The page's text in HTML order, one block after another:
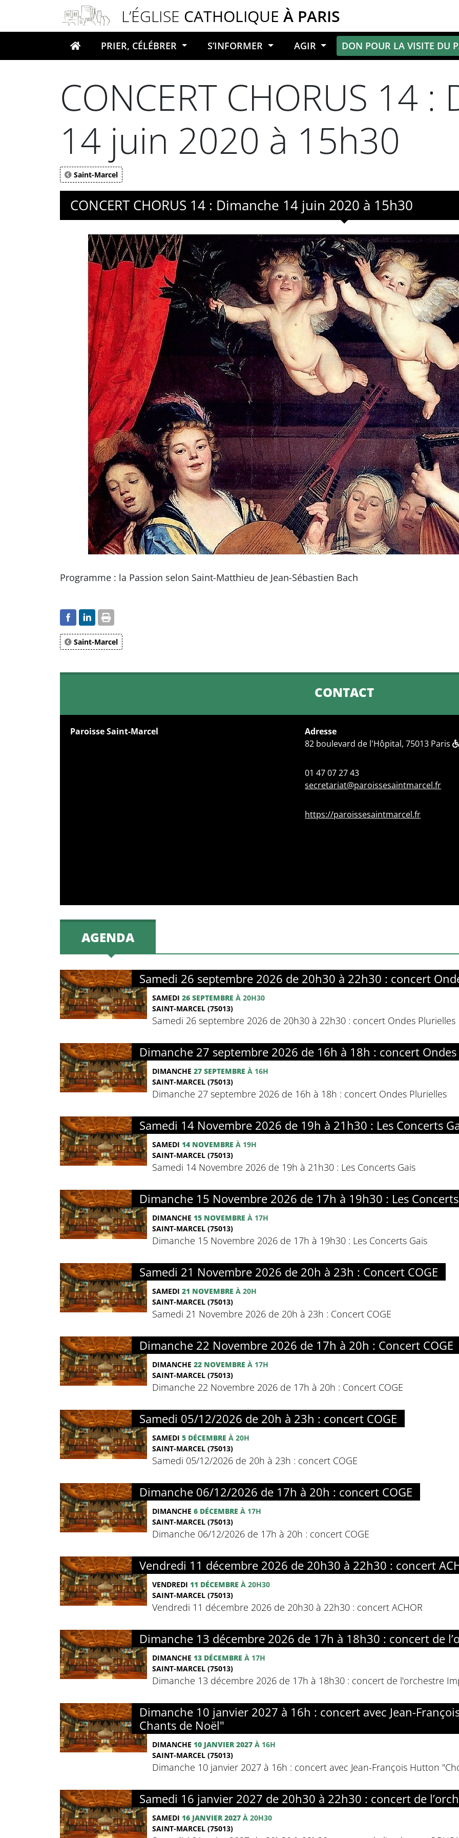
L’ÉGLISE CATHOLIQUE À PARIS
Votre recherche
PRIER, CÉLÉBRER S’INFORMER AGIR DON POUR LA VISITE DU
CONCERT CHORUS 14
14 juin 2020 à 15h30
Saint-Marcel
CONCERT CHORUS 14 : Dimanche 14 juin 2020 à 15h30
Programme : la Passion selon Saint-Matthieu de Jean-Sébastien Bach
Saint-Marcel
CONTACT
Paroisse Saint-Marcel
Adresse
82 boulevard de l'Hôpital, 75013 Paris
01 47 07 27 43
secretariat@paroissesaintmarcel.fr
https://paroissesaintmarcel.fr
AGENDA
Samedi 26 septembre 2026 de 20h30 à 22h30 : concert
SAMEDI 26 SEPTEMBRE À 20H30
SAINT-MARCEL (75013)
Samedi 26 septembre 2026 de 20h30 à 22h30 : concert Ondes Plurielles
Dimanche 27 septembre 2026 de 16h à 18h : concert
DIMANCHE 27 SEPTEMBRE À 16H
SAINT-MARCEL (75013)
Dimanche 27 septembre 2026 de 16h à 18h : concert Ondes Plurielles
Samedi 14 Novembre 2026 de 19h à 21h30 : Les Concerts
SAMEDI 14 NOVEMBRE À 19H
SAINT-MARCEL (75013)
Samedi 14 Novembre 2026 de 19h à 21h30 : Les Concerts Gais
Dimanche 15 Novembre 2026 de 17h à 19h30 : Les
DIMANCHE 15 NOVEMBRE À 17H
SAINT-MARCEL (75013)
Dimanche 15 Novembre 2026 de 17h à 19h30 : Les Concerts Gais
Samedi 21 Novembre 2026 de 20h à 23h : Concert COGE
SAMEDI 21 NOVEMBRE À 20H
SAINT-MARCEL (75013)
Samedi 21 Novembre 2026 de 20h à 23h : Concert COGE
Dimanche 22 Novembre 2026 de 17h à 20h : Concert COGE
DIMANCHE 22 NOVEMBRE À 17H
SAINT-MARCEL (75013)
Dimanche 22 Novembre 2026 de 17h à 20h : Concert COGE
Samedi 05/12/2026 de 20h à 23h : concert COGE
SAMEDI 5 DÉCEMBRE À 20H
SAINT-MARCEL (75013)
Samedi 05/12/2026 de 20h à 23h : concert COGE
Dimanche 06/12/2026 de 17h à 20h : concert COGE
DIMANCHE 6 DÉCEMBRE À 17H
SAINT-MARCEL (75013)
Dimanche 06/12/2026 de 17h à 20h : concert COGE
Vendredi 11 décembre 2026 de 20h30 à 22h30 : concert
VENDREDI 11 DÉCEMBRE À 20H30
SAINT-MARCEL (75013)
Vendredi 11 décembre 2026 de 20h30 à 22h30 : concert ACHOR
Dimanche 13 décembre 2026 de 17h à 18h30 : concert de
DIMANCHE 13 DÉCEMBRE À 17H
SAINT-MARCEL (75013)
Dimanche 13 décembre 2026 de 17h à 18h30 : concert de l'orchestre
Dimanche 10 janvier 2027 à 16h : concert avec Jean-
Chants de Noël"
DIMANCHE 10 JANVIER 2027 À 16H
SAINT-MARCEL (75013)
Dimanche 10 janvier 2027 à 16h : concert avec Jean-François Hutton
Samedi 16 janvier 2027 de 20h30 à 22h30 : concert de
SAMEDI 16 JANVIER 2027 À 20H30
SAINT-MARCEL (75013)
Panneau de gestion des cookies